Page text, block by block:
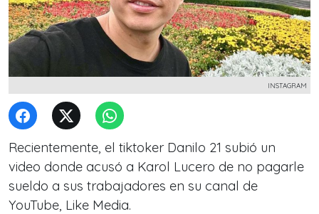
INSTAGRAM
Recientemente, el tiktoker Danilo 21 subió un
video donde acusó a Karol Lucero de no pagarle
sueldo a sus trabajadores en su canal de
YouTube, Like Media.